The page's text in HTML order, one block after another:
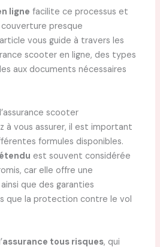
ligne facilite ce processus et
presque
vous guide à travers les
scooter en ligne, des types
aux documents nécessaires
scooter
à vous assurer, il est important
formules disponibles.
est souvent considérée
car elle offre une
ainsi que des garanties
que la protection contre le vol
assurance tous risques, qui